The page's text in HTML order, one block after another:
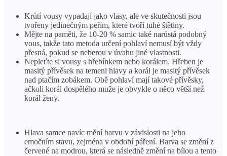
Krůtí vousy vypadají jako vlasy, ale ve skutečnosti jsou
tvořeny jedinečným peřím, které tvoří tuhé štětiny.
Mějte na paměti, že 10-20 % samic také narůstá podobný
vous, takže tato metoda určení pohlaví nemusí být vždy
přesná, pokud se neberou v úvahu jiné vlastnosti.
Nepleťte si vousy s hřebínkem nebo korálem. Hřeben je
masitý přívěsek na temeni hlavy a korál je masitý přívěsek
nad ptačím zobákem. Obě pohlaví mají takové přívěsky,
ačkoli korál dospělého muže je obvykle o něco větší než
korál ženy.
Hlava samce navíc mění barvu v závislosti na jeho
emočním stavu, zejména v období páření. Barva se změní z
červené na modrou, která se následně změní na bílou a tento